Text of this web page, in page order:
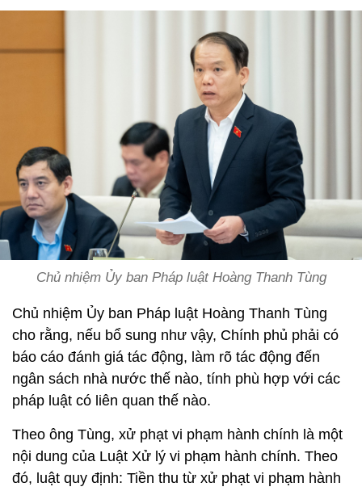
Chủ nhiệm Ủy ban Pháp luật Hoàng Thanh Tùng
Chủ nhiệm Ủy ban Pháp luật Hoàng Thanh Tùng
cho rằng, nếu bổ sung như vậy, Chính phủ phải có
báo cáo đánh giá tác động, làm rõ tác động đến
ngân sách nhà nước thế nào, tính phù hợp với các
pháp luật có liên quan thế nào.
Theo ông Tùng, xử phạt vi phạm hành chính là một
nội dung của Luật Xử lý vi phạm hành chính. Theo
đó, luật quy định: Tiền thu từ xử phạt vi phạm hành